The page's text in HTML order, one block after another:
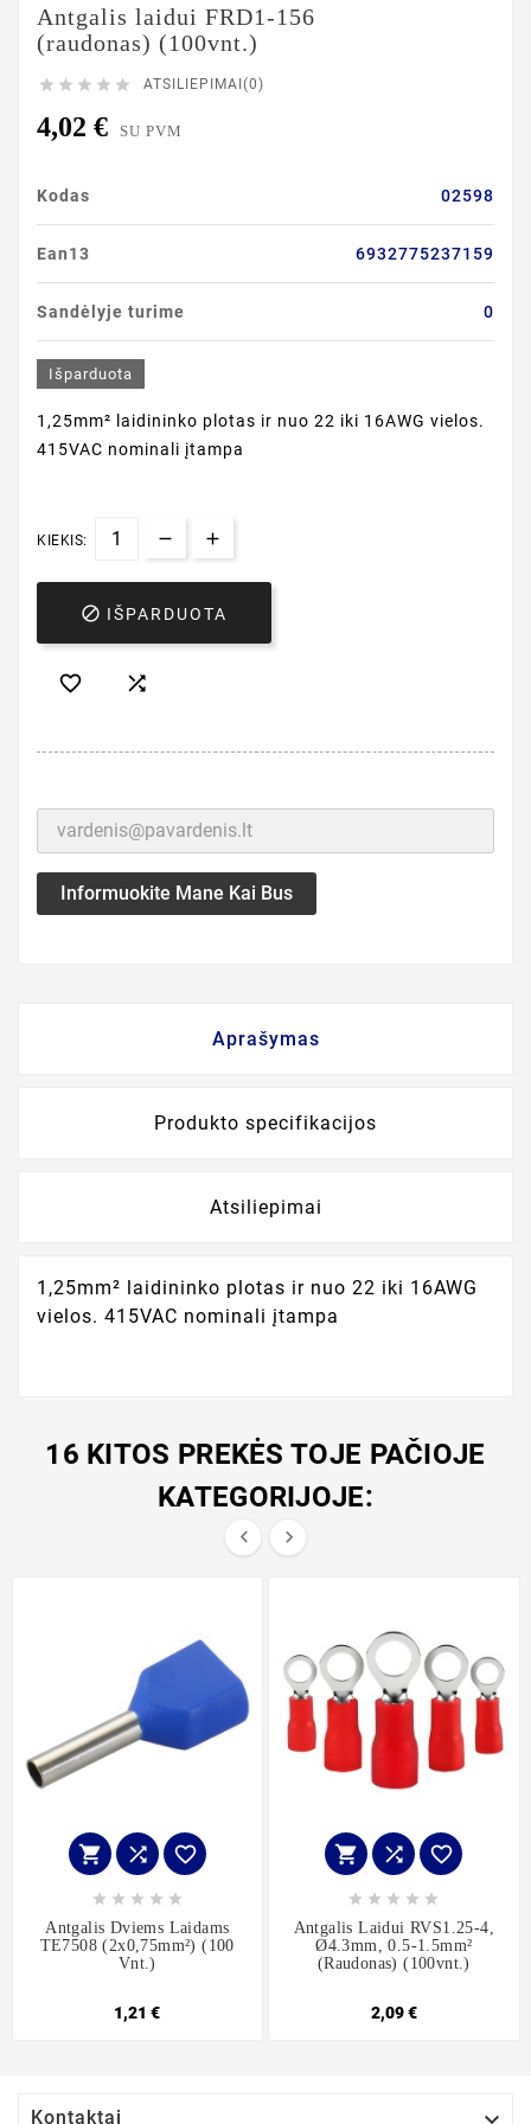
Antgalis laidui FRD1-156
(raudonas) (100vnt.)
     ATSILIEPIMAI(0)
4,02 € SU PVM
Kodas 02598
Ean13 6932775237159
Sandėlyje turime 0
Išparduota
1,25mm² laidininko plotas ir nuo 22 iki 16AWG vielos.
415VAC nominali įtampa
KIEKIS:
 IŠPARDUOTA
 
Informuokite Mane Kai Bus
Aprašymas
Produkto specifikacijos
Atsiliepimai
1,25mm² laidininko plotas ir nuo 22 iki 16AWG
vielos. 415VAC nominali įtampa
16 KITOS PREKĖS TOJE PAČIOJE
KATEGORIJOJE:
 
  
    
Antgalis Dviems Laidams
TE7508 (2x0,75mm²) (100
Vnt.)
1,21 €
  
    
Antgalis Laidui RVS1.25-4,
Ø4.3mm, 0.5-1.5mm²
(raudonas) (100vnt.)
2,09 €
Kontaktai